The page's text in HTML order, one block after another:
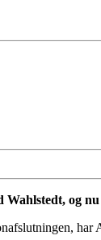
og